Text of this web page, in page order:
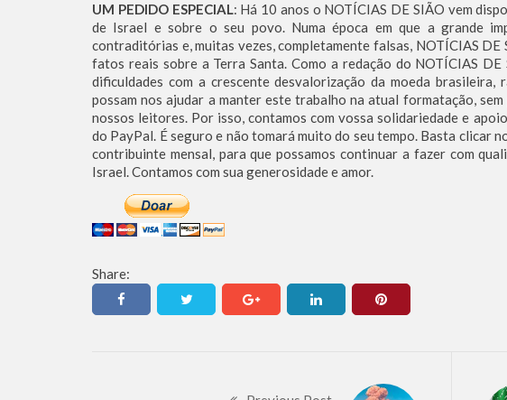
UM PEDIDO ESPECIAL: Há 10 anos o NOTÍCIAS DE SIÃO vem
de Israel e sobre o seu povo. Numa época em que a grande
contraditórias e, muitas vezes, completamente falsas, NOTÍCIAS
fatos reais sobre a Terra Santa. Como a redação do NOTÍCIAS
dificuldades com a crescente desvalorização da moeda
possam nos ajudar a manter este trabalho na atual formatação,
nossos leitores. Por isso, contamos com vossa solidariedade e
do PayPal. É seguro e não tomará muito do seu tempo. Basta clicar
contribuinte mensal, para que possamos continuar a fazer com
Israel. Contamos com sua generosidade e amor.
Share: